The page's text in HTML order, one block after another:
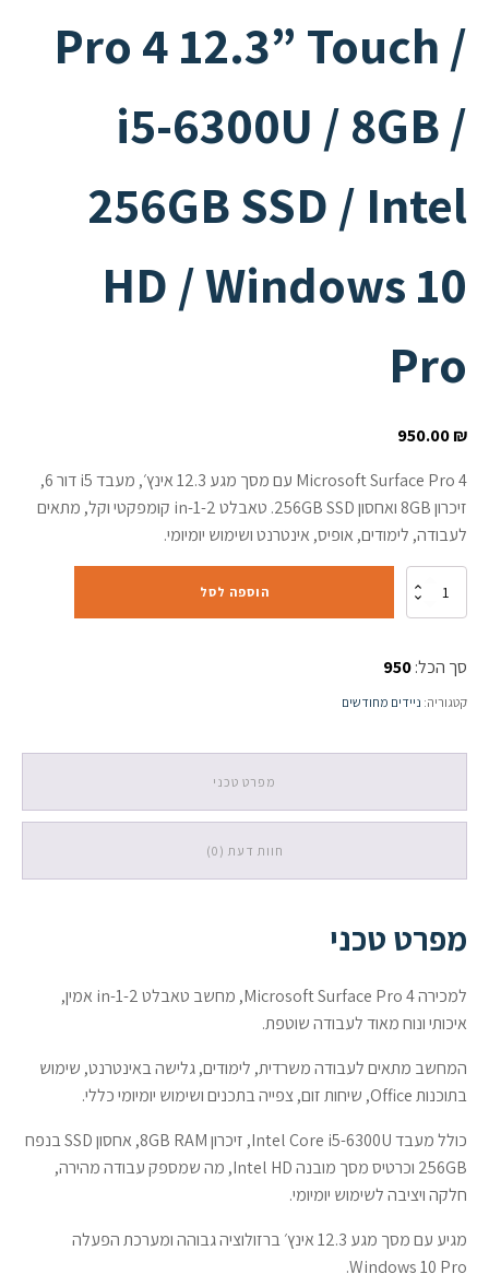
Pro 4 12.3” Touch /
i5-6300U / 8GB /
256GB SSD / Intel
HD / Windows 10
Pro
950.00₪
Microsoft Surface Pro 4 עם מסך מגע 12.3 אינץ׳, מעבד i5 דור 6,
זיכרון 8GB ואחסון 256GB SSD. טאבלט 2-in-1 קומפקטי וקל, מתאים
לעבודה, לימודים, אופיס, אינטרנט ושימוש יומיומי.
כמות
Pro
12.3”
/
/
256GB
Intel
Windows
10
הוספה לסל
סך הכל:950
קטגוריה: ניידים מחודשים
מפרט טכני
חוות דעת (0)
מפרט טכני
למכירה Microsoft Surface Pro 4, מחשב טאבלט 2-in-1 אמין,
איכותי ונוח מאוד לעבודה שוטפת.
המחשב מתאים לעבודה משרדית, לימודים, גלישה באינטרנט, שימוש
בתוכנות Office, שיחות זום, צפייה בתכנים ושימוש יומיומי כללי.
כולל מעבד Intel Core i5-6300U, זיכרון 8GB RAM, אחסון SSD בנפח
256GB וכרטיס מסך מובנה Intel HD, מה שמספק עבודה מהירה,
חלקה ויציבה לשימוש יומיומי.
מגיע עם מסך מגע 12.3 אינץ׳ ברזולוציה גבוהה ומערכת הפעלה
Windows 10 Pro.